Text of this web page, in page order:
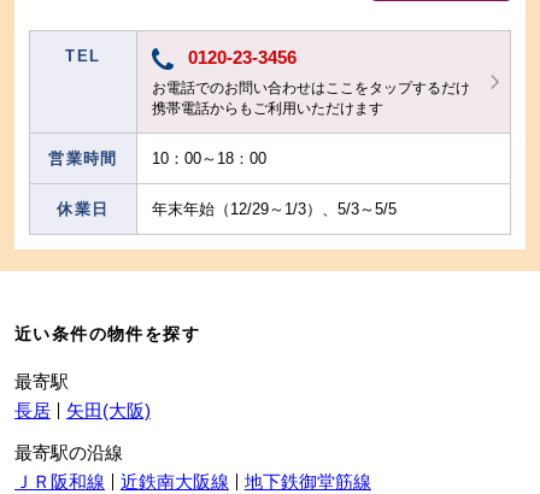
TEL 0120-23-3456
お電話でのお問い合わせはここをタップするだけ
携帯電話からもご利用いただけます
営業時間 10：00～18：00
休業日 年末年始（12/29～1/3）、5/3～5/5
近い条件の物件を探す
最寄駅
長居
矢田(大阪)
最寄駅の沿線
ＪＲ阪和線
近鉄南大阪線 地下鉄御堂筋線